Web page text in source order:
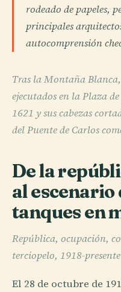
rodeado de papeles,
principales
autocomprensión
Tras la Montaña
ejecutados en la Plaza
1621 y sus cabezas
del Puente de Carlos
De la
al escenario
tanques en
República, ocupación,
terciopelo, 1918-presente
El 28 de octubre de